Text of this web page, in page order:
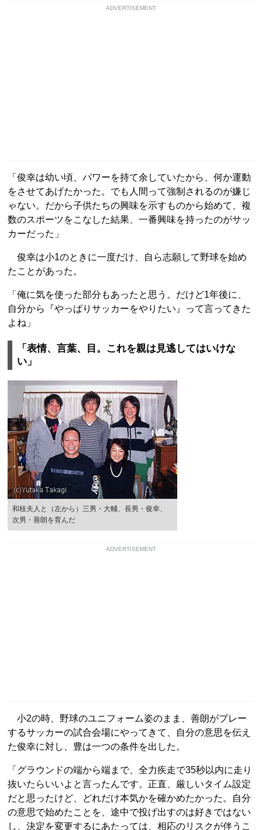
ADVERTISEMENT
「俊幸は幼い頃、パワーを持て余していたから、何か運動
をさせてあげたかった。でも人間って強制されるのが嫌じ
ゃない。だから子供たちの興味を示すものから始めて、複
数のスポーツをこなした結果、一番興味を持ったのがサッ
カーだった」
俊幸は小1のときに一度だけ、自ら志願して野球を始め
たことがあった。
「俺に気を使った部分もあったと思う。だけど1年後に、
自分から『やっぱりサッカーをやりたい』って言ってきた
よね」
「表情、言葉、目。これを親は見逃してはいけな
い」
和枝夫人と（左から）三男・大輔、長男・俊幸、
次男・善朗を育んだ
ADVERTISEMENT
小2の時、野球のユニフォーム姿のまま、善朗がプレー
するサッカーの試合会場にやってきて、自分の意思を伝え
た俊幸に対し、豊は一つの条件を出した。
「グラウンドの端から端まで、全力疾走で35秒以内に走り
抜いたらいいよと言ったんです。正直、厳しいタイム設定
だと思ったけど、どれだけ本気かを確かめたかった。自分
の意思で始めたことを、途中で投げ出すのは好きではない
し、決定を変更するにあたっては、相応のリスクが伴うこ